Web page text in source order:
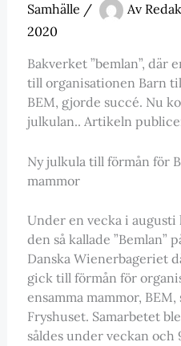
Samhälle / Av
2020
Bakverket ”bemlan”, där
till organisationen Barn
BEM, gjorde succé. Nu
julkulan.. Artikeln
Ny julkula till förmån för
mammor
Under en vecka i
den så kallade ”Bemlan”
Danska Wienerbageriet
gick till förmån för
ensamma mammor, BEM,
Fryshuset. Samarbetet
såldes under veckan och